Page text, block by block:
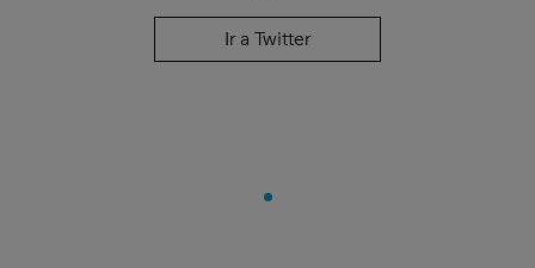
Ir a Twitter